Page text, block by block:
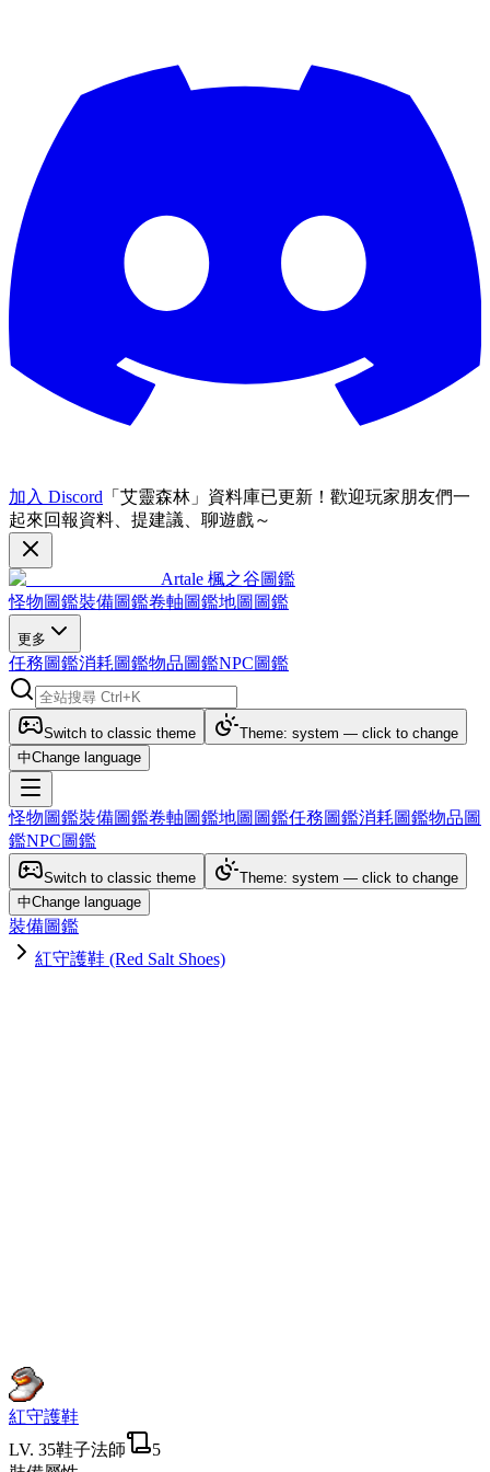
加入 Discord 「艾靈森林」資料庫已更新！歡迎玩家朋友們一
起來回報資料、提建議、聊遊戲～
Artale 楓之谷圖鑑
怪物圖鑑裝備圖鑑卷軸圖鑑地圖圖鑑
更多
任務圖鑑消耗圖鑑物品圖鑑NPC圖鑑
Switch to classic theme
Theme: system — click to change
中Change language
怪物圖鑑裝備圖鑑卷軸圖鑑地圖圖鑑任務圖鑑消耗圖鑑物品圖
鑑NPC圖鑑
Switch to classic theme
Theme: system — click to change
中Change language
裝備圖鑑
紅守護鞋 (Red Salt Shoes)
紅守護鞋
LV. 35鞋子法師
5